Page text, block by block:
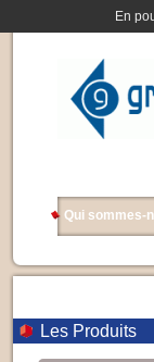
En
Qui sommes-
Les Produits